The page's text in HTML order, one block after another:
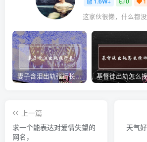
这家伙很懒，什么都
妻子含泪出轨张行长 她说全都是因为家中
上一篇
求一个能表达对爱情失望的
网名，
天气